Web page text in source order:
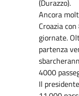
(Durazzo).
Ancora
Croazia
giornate.
partenza
4000
Il